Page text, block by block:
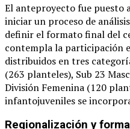
El anteproyecto fue puesto
iniciar un proceso de
definir el formato final del
contempla la participación
distribuidos en tres
(263 planteles), Sub 23
División Femenina (120
infantojuveniles se
Regionalización y